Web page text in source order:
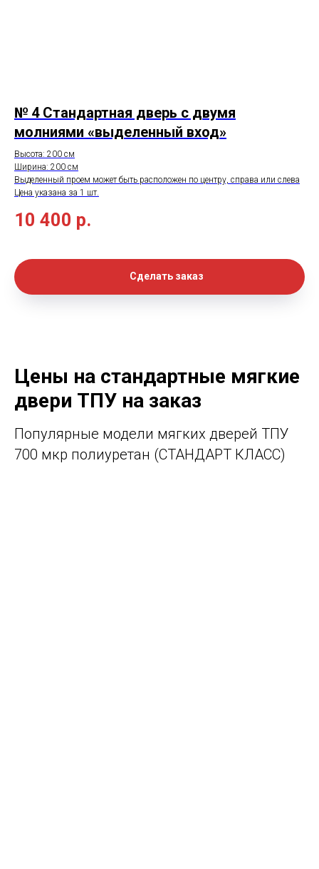
№ 4 Стандартная дверь с двумя
молниями «выделенный вход»
Высота: 200 см
Ширина: 200 см
Выделенный проем может быть расположен по центру, справа или слева
Цена указана за 1 шт.
10 400 р.
Сделать заказ
Цены на стандартные мягкие
двери ТПУ на заказ
Популярные модели мягких дверей ТПУ
700 мкр полиуретан (СТАНДАРТ КЛАСС)